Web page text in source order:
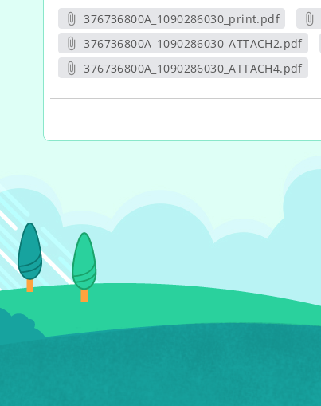
376736800A_1090286030_print.pdf
另開新視窗
376736800A_1090286030_ATTACH2.pdf
另開新視窗
376736800A_1090286030_ATTACH4.pdf